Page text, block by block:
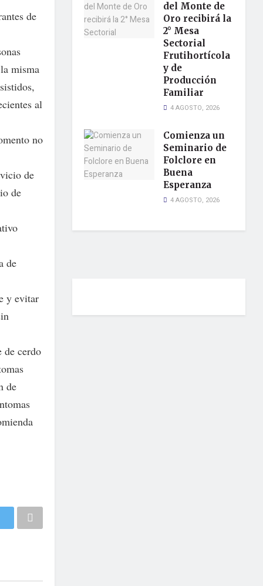
de
misma
al
no
de
de
de
y evitar
de cerdo
de
del Monte de
Oro recibirá la
2° Mesa
Sectorial
Frutihortícola
y de
Producción
Familiar
4 AGOSTO, 2026
Comienza un
Seminario de
Folclore en
Buena
Esperanza
4 AGOSTO, 2026